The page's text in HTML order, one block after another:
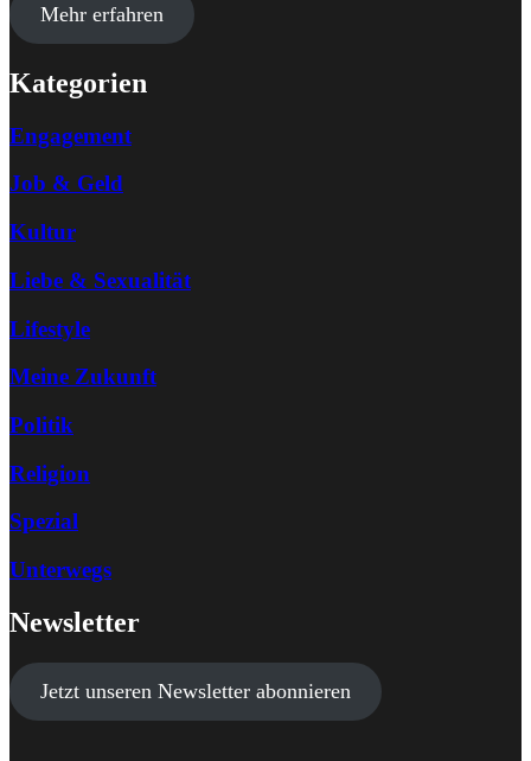
Mehr erfahren
Kategorien
Engagement
Job & Geld
Kultur
Liebe & Sexualität
Lifestyle
Meine Zukunft
Politik
Religion
Spezial
Unterwegs
Newsletter
Jetzt unseren Newsletter abonnieren